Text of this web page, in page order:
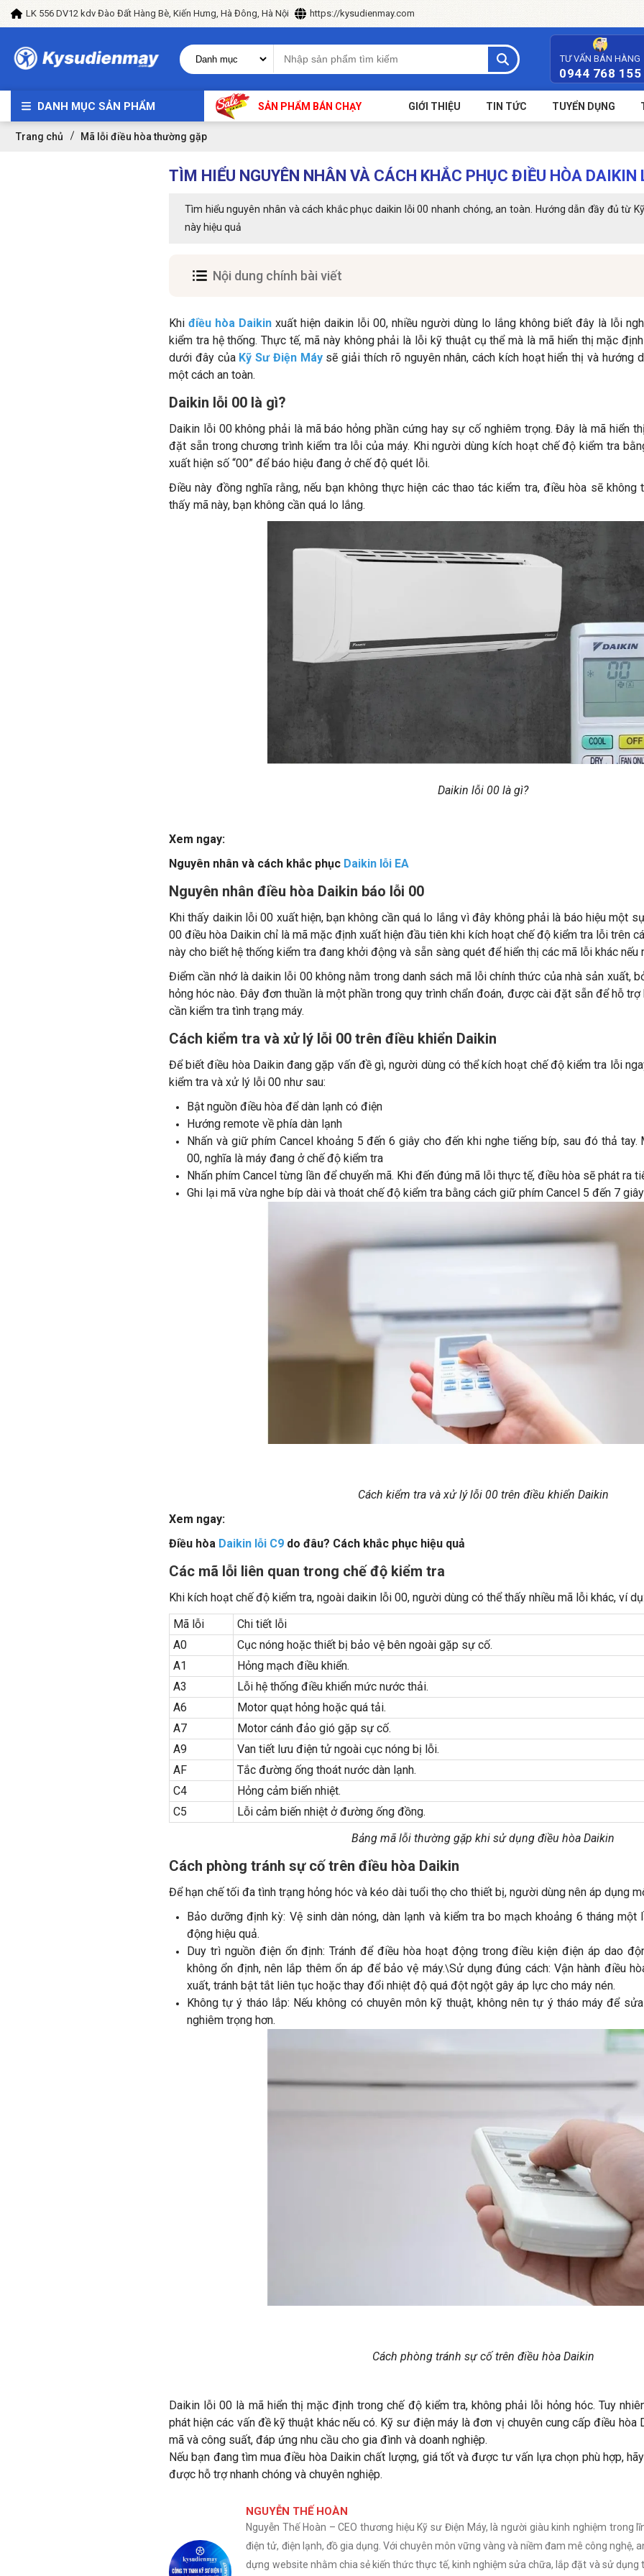
LK 556 DV12 kdv Đào Đất Hàng Bè, Kiến Hưng, Hà Đông, Hà Nội https://kysudienmay.com
TƯ VẤN BÁN HÀNG
0944 768 155
DANH MỤC SẢN PHẨM SẢN PHẨM BÁN CHẠY GIỚI THIỆU TIN TỨC TUYỂN DỤNG
Trang chủ Mã lỗi điều hòa thường gặp
TÌM HIỂU NGUYÊN NHÂN VÀ CÁCH KHẮC PHỤC ĐIỀU HÒA DAIKIN
Tìm hiểu nguyên nhân và cách khắc phục daikin lỗi 00 nhanh chóng, an toàn. Hướng dẫn đầy đủ từ
này hiệu quả
Nội dung chính bài viết
Khi điều hòa Daikin xuất hiện daikin lỗi 00, nhiều người dùng lo lắng không biết đây là lỗi
kiểm tra hệ thống. Thực tế, mã này không phải là lỗi kỹ thuật cụ thể mà là mã hiển thị mặc
dưới đây của Kỹ Sư Điện Máysẽ giải thích rõ nguyên nhân, cách kích hoạt hiển thị và hướng
một cách an toàn.
Daikin lỗi 00 là gì?
Daikin lỗi 00 không phải là mã báo hỏng phần cứng hay sự cố nghiêm trọng. Đây là mã hiển
đặt sẵn trong chương trình kiểm tra lỗi của máy. Khi người dùng kích hoạt chế độ kiểm tra
xuất hiện số “00” để báo hiệu đang ở chế độ quét lỗi.
Điều này đồng nghĩa rằng, nếu bạn không thực hiện các thao tác kiểm tra, điều hòa sẽ
thấy mã này, bạn không cần quá lo lắng.
Daikin lỗi 00 là gì?
Xem ngay:
Nguyên nhân và cách khắc phục Daikin lỗi EA
Nguyên nhân điều hòa Daikin báo lỗi 00
Khi thấy daikin lỗi 00 xuất hiện, bạn không cần quá lo lắng vì đây không phải là báo hiệu một
00 điều hòa Daikin chỉ là mã mặc định xuất hiện đầu tiên khi kích hoạt chế độ kiểm tra lỗi trên
này cho biết hệ thống kiểm tra đang khởi động và sẵn sàng quét để hiển thị các mã lỗi khác nếu
Điểm cần nhớ là daikin lỗi 00 không nằm trong danh sách mã lỗi chính thức của nhà sản xuất,
hỏng hóc nào. Đây đơn thuần là một phần trong quy trình chẩn đoán, được cài đặt sẵn để hỗ
cần kiểm tra tình trạng máy.
Cách kiểm tra và xử lý lỗi 00 trên điều khiển Daikin
Để biết điều hòa Daikin đang gặp vấn đề gì, người dùng có thể kích hoạt chế độ kiểm tra lỗi
kiểm tra và xử lý lỗi 00 như sau:
Bật nguồn điều hòa để dàn lạnh có điện
Hướng remote về phía dàn lạnh
Nhấn và giữ phím Cancel khoảng 5 đến 6 giây cho đến khi nghe tiếng bíp, sau đó thả
00, nghĩa là máy đang ở chế độ kiểm tra
Nhấn phím Cancel từng lần để chuyển mã. Khi đến đúng mã lỗi thực tế, điều hòa sẽ phát ra
Ghi lại mã vừa nghe bíp dài và thoát chế độ kiểm tra bằng cách giữ phím Cancel 5 đến 7
Cách kiểm tra và xử lý lỗi 00 trên điều khiển Daikin
Xem ngay:
Điều hòa Daikin lỗi C9 do đâu? Cách khắc phục hiệu quả
Các mã lỗi liên quan trong chế độ kiểm tra
Khi kích hoạt chế độ kiểm tra, ngoài daikin lỗi 00, người dùng có thể thấy nhiều mã lỗi khác, ví
Mã lỗi
Chi tiết lỗi
A0
Cục nóng hoặc thiết bị bảo vệ bên ngoài gặp sự cố.
A1
Hỏng mạch điều khiển.
A3
Lỗi hệ thống điều khiển mức nước thải.
A6
Motor quạt hỏng hoặc quá tải.
A7
Motor cánh đảo gió gặp sự cố.
A9
Van tiết lưu điện tử ngoài cục nóng bị lỗi.
AF
Tắc đường ống thoát nước dàn lạnh.
C4
Hỏng cảm biến nhiệt.
C5
Lỗi cảm biến nhiệt ở đường ống đồng.
Bảng mã lỗi thường gặp khi sử dụng điều hòa Daikin
Cách phòng tránh sự cố trên điều hòa Daikin
Để hạn chế tối đa tình trạng hỏng hóc và kéo dài tuổi thọ cho thiết bị, người dùng nên áp dụng
Bảo dưỡng định kỳ: Vệ sinh dàn nóng, dàn lạnh và kiểm tra bo mạch khoảng 6 tháng
động hiệu quả.
Duy trì nguồn điện ổn định: Tránh để điều hòa hoạt động trong điều kiện điện áp dao
không ổn định, nên lắp thêm ổn áp để bảo vệ máy.\Sử dụng đúng cách: Vận hành điều
xuất, tránh bật tắt liên tục hoặc thay đổi nhiệt độ quá đột ngột gây áp lực cho máy nén.
Không tự ý tháo lắp: Nếu không có chuyên môn kỹ thuật, không nên tự ý tháo máy để
nghiêm trọng hơn.
Cách phòng tránh sự cố trên điều hòa Daikin
Daikin lỗi 00 là mã hiển thị mặc định trong chế độ kiểm tra, không phải lỗi hỏng hóc. Tuy
phát hiện các vấn đề kỹ thuật khác nếu có. Kỹ sư điện máy là đơn vị chuyên cung cấp điều hòa
mã và công suất, đáp ứng nhu cầu cho gia đình và doanh nghiệp.
Nếu bạn đang tìm mua điều hòa Daikin chất lượng, giá tốt và được tư vấn lựa chọn phù hợp,
được hỗ trợ nhanh chóng và chuyên nghiệp.
NGUYỄN THẾ HOÀN
Nguyễn Thế Hoàn – CEO thương hiệu Kỹ sư Điện Máy, là người giàu kinh nghiệm trong
điện tử, điện lạnh, đồ gia dụng. Với chuyên môn vững vàng và niềm đam mê công nghệ,
dựng website nhằm chia sẻ kiến thức thực tế, kinh nghiệm sửa chữa, lắp đặt và sử dụng